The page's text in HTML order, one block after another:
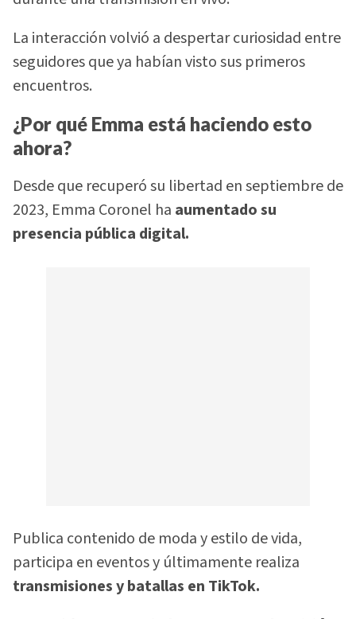
La interacción volvió a despertar curiosidad entre
seguidores que ya habían visto sus primeros
encuentros.
¿Por qué Emma está haciendo esto
ahora?
Desde que recuperó su libertad en septiembre de
2023, Emma Coronel ha aumentado su
presencia pública digital.
Publica contenido de moda y estilo de vida,
participa en eventos y últimamente realiza
transmisiones y batallas en TikTok.